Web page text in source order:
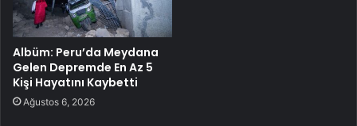
Albüm: Peru’da Meydana
Gelen Depremde En Az 5
Kişi Hayatını Kaybetti
Ağustos 6, 2026